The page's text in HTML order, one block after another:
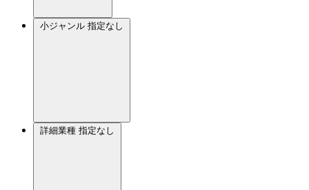
小ジャンル 指定なし
詳細業種 指定なし